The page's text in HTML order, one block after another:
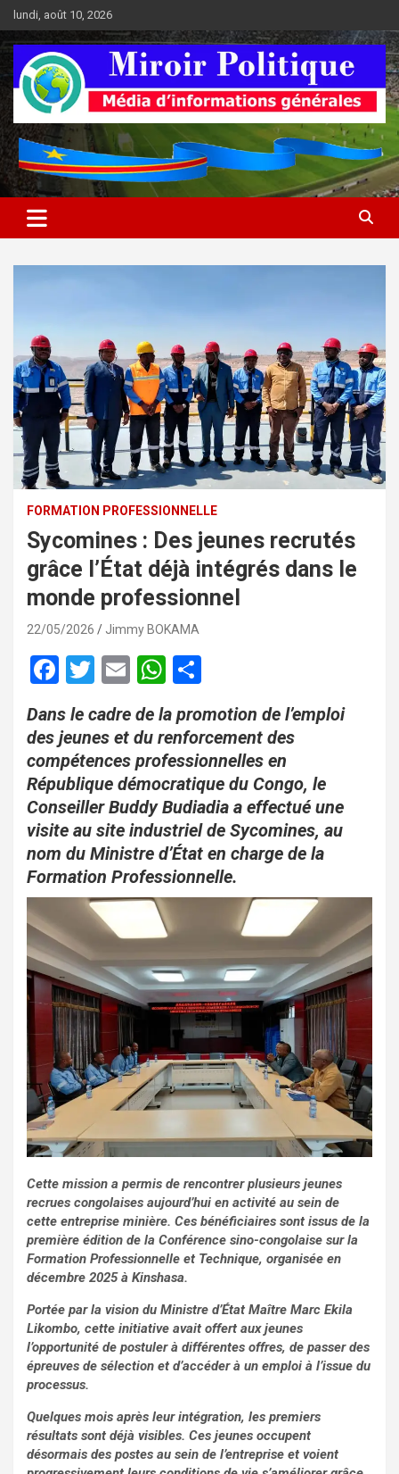
Aller
au
contenu
lundi, août 10, 2026
Médias d'informations socio-
politiques
Médias d'informations socio-politiques
FORMATION PROFESSIONNELLE
Sycomines : Des jeunes recrutés
grâce l’État déjà intégrés dans le
monde professionnel
22/05/2026 Jimmy BOKAMA
F
a
ce
b
o
o
k
T
wi
tt
er
E
m
ail
W
at
s
A
p
p
ta
g
er
Dans le cadre de la promotion de l’emploi
des jeunes et du renforcement des
compétences professionnelles en
République démocratique du Congo, le
Conseiller Buddy Budiadia a effectué une
visite au site industriel de Sycomines, au
nom du Ministre d’État en charge de la
Formation Professionnelle.
Cette mission a permis de rencontrer plusieurs jeunes
recrues congolaises aujourd’hui en activité au sein de
cette entreprise minière. Ces bénéficiaires sont issus de la
première édition de la Conférence sino-congolaise sur la
Formation Professionnelle et Technique, organisée en
décembre 2025 à Kinshasa.
Portée par la vision du Ministre d’État Maître Marc Ekila
Likombo, cette initiative avait offert aux jeunes
l’opportunité de postuler à différentes offres, de passer des
épreuves de sélection et d’accéder à un emploi à l’issue du
processus.
Quelques mois après leur intégration, les premiers
résultats sont déjà visibles. Ces jeunes occupent
désormais des postes au sein de l’entreprise et voient